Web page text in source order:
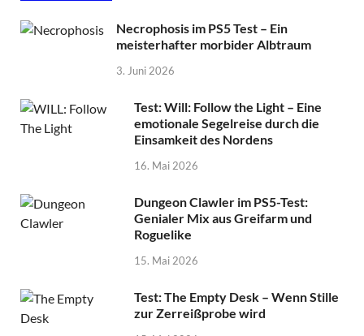
Necrophosis im PS5 Test – Ein
meisterhafter morbider Albtraum
3. Juni 2026
Test: Will: Follow the Light – Eine
emotionale Segelreise durch die
Einsamkeit des Nordens
16. Mai 2026
Dungeon Clawler im PS5-Test:
Genialer Mix aus Greifarm und
Roguelike
15. Mai 2026
Test: The Empty Desk – Wenn Stille
zur Zerreißprobe wird